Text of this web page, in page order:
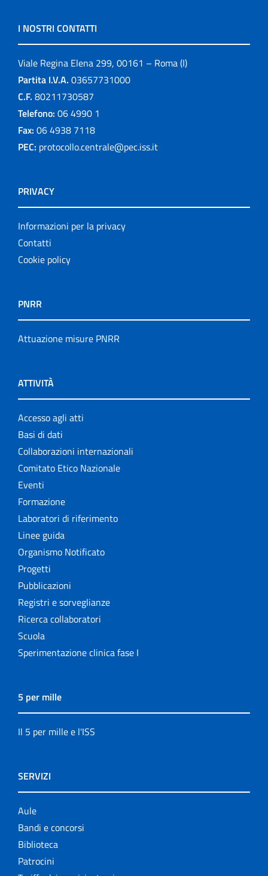
I NOSTRI CONTATTI
Viale Regina Elena 299, 00161 – Roma (I)
Partita I.V.A. 03657731000
C.F. 80211730587
Telefono: 06 4990 1
Fax: 06 4938 7118
PEC: protocollo.centrale@pec.iss.it
PRIVACY
Informazioni per la privacy
Contatti
Cookie policy
PNRR
Attuazione misure PNRR
ATTIVITÀ
Accesso agli atti
Basi di dati
Collaborazioni internazionali
Comitato Etico Nazionale
Eventi
Formazione
Laboratori di riferimento
Linee guida
Organismo Notificato
Progetti
Pubblicazioni
Registri e sorveglianze
Ricerca collaboratori
Scuola
Sperimentazione clinica fase I
5 per mille
Il 5 per mille e l'ISS
SERVIZI
Aule
Bandi e concorsi
Biblioteca
Patrocini